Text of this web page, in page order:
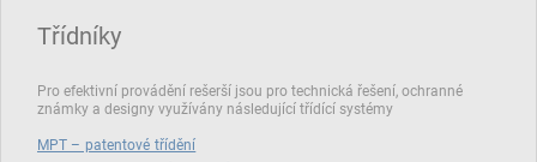
Třídníky
Pro efektivní provádění rešerší jsou pro technická řešení, ochranné
známky a designy využívány následující třídící systémy
MPT – patentové třídění